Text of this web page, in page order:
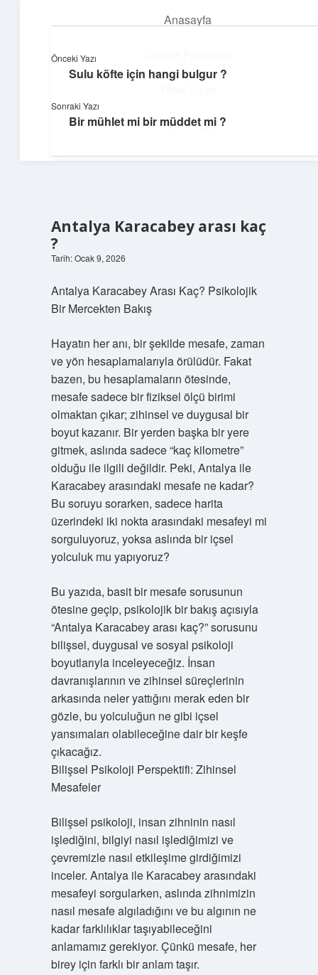
Anasayfa
Hakkımızda
Huzurlu Yaşam Tüyoları
Hayatına ferahlık katan öneriler!
Antalya Karacabey arası kaç
?
Tarih: Ocak 9, 2026
Antalya Karacabey Arası Kaç? Psikolojik
Bir Mercekten Bakış
Hayatın her anı, bir şekilde mesafe, zaman
ve yön hesaplamalarıyla örülüdür. Fakat
bazen, bu hesaplamaların ötesinde,
mesafe sadece bir fiziksel ölçü birimi
olmaktan çıkar; zihinsel ve duygusal bir
boyut kazanır. Bir yerden başka bir yere
gitmek, aslında sadece “kaç kilometre”
olduğu ile ilgili değildir. Peki, Antalya ile
Karacabey arasındaki mesafe ne kadar?
Bu soruyu sorarken, sadece harita
üzerindeki iki nokta arasındaki mesafeyi mi
sorguluyoruz, yoksa aslında bir içsel
yolculuk mu yapıyoruz?
Bu yazıda, basit bir mesafe sorusunun
ötesine geçip, psikolojik bir bakış açısıyla
“Antalya Karacabey arası kaç?” sorusunu
bilişsel, duygusal ve sosyal psikoloji
boyutlarıyla inceleyeceğiz. İnsan
davranışlarının ve zihinsel süreçlerinin
arkasında neler yattığını merak eden bir
gözle, bu yolculuğun ne gibi içsel
yansımaları olabileceğine dair bir keşfe
çıkacağız.
Bilişsel Psikoloji Perspektifi: Zihinsel
Mesafeler
Bilişsel psikoloji, insan zihninin nasıl
işlediğini, bilgiyi nasıl işlediğimizi ve
çevremizle nasıl etkileşime girdiğimizi
inceler. Antalya ile Karacabey arasındaki
mesafeyi sorgularken, aslında zihnimizin
nasıl mesafe algıladığını ve bu algının ne
kadar farklılıklar taşıyabileceğini
anlamamız gerekiyor. Çünkü mesafe, her
birey için farklı bir anlam taşır.
Önceki Yazı
Sulu köfte için hangi bulgur ?
Sonraki Yazı
Bir mühlet mi bir müddet mi ?